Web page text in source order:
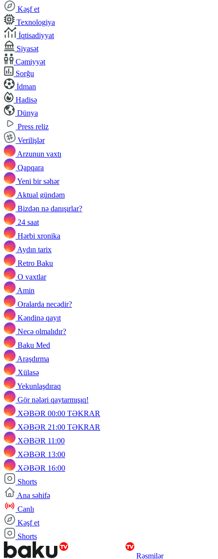
Kəşf et
Texnologiya
İqtisadiyyat
Siyasət
Cəmiyyət
Sorğu
İdman
Hadisə
Dünya
Press reliz
Verilişlər
Arzunun vaxtı
Qapqara
Yeni bir səhər
Aktual gündəm
Bizdən nə danışırlar?
24 saat
Hərbi xronika
Aydın tarix
Retro Baku
O vaxtlar
Amin
Oralarda necədir?
Kəndinə qayıt
Necə olmalıdır?
Baku Med
Araşdırma
Xülasə
Yekunlaşdıraq
Gör nələri qaytarmışıq!
XƏBƏR 00:00 TƏKRAR
XƏBƏR 21:00 TƏKRAR
XƏBƏR 11:00
XƏBƏR 13:00
XƏBƏR 16:00
Shorts
Ana səhifə
Canlı
Kəşf et
Shorts
Rəsmilər